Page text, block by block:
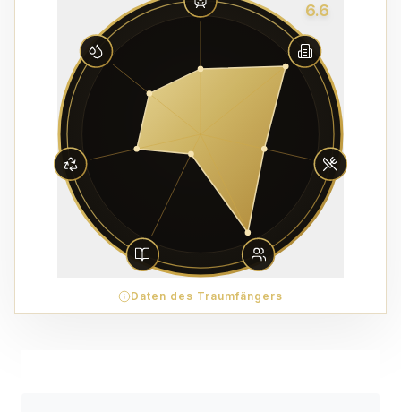
6.6
Daten des Traumfängers